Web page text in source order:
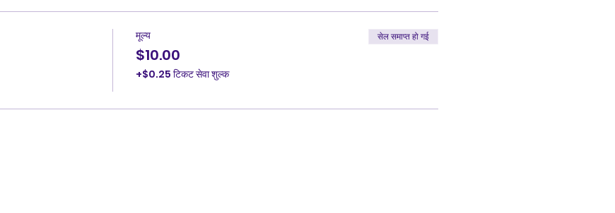
मूल्य
$10.00
+$0.25 टिकट सेवा शुल्क
सेल समाप्त हो गई